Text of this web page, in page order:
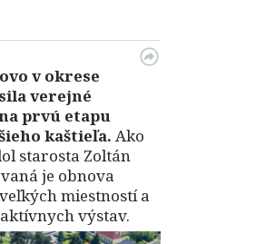
v okrese
verejné
prvú etapu
kaštieľa. Ako
starosta Zoltán
je obnova
miestností a
výstav.